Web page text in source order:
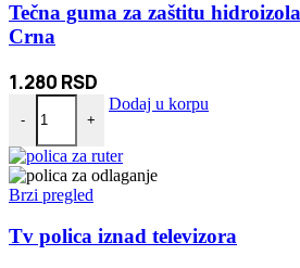
Tečna guma za zaštitu
Crna
1.280 RSD
-
Tečna guma za zaštitu hidroizolaciju
+
Dodaj u korpu
Brzi pregled
Tv polica iznad televizora